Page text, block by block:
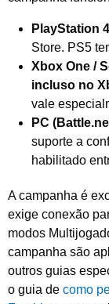
PlayStation
Store. PS5
Xbox One /
incluso no
vale
PC
suporte a
habilitado
A campanha é
exige conexão
modos
campanha são
outros guias
o guia de como